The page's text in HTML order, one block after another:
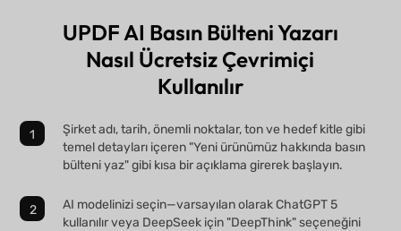
UPDF AI Basın Bülteni Yazarı
Nasıl Ücretsiz Çevrimiçi
Kullanılır
Şirket adı, tarih, önemli noktalar, ton ve hedef kitle gibi
temel detayları içeren "Yeni ürünümüz hakkında basın
bülteni yaz" gibi kısa bir açıklama girerek başlayın.
AI modelinizi seçin—varsayılan olarak ChatGPT 5
kullanılır veya DeepSeek için "DeepThink" seçeneğini